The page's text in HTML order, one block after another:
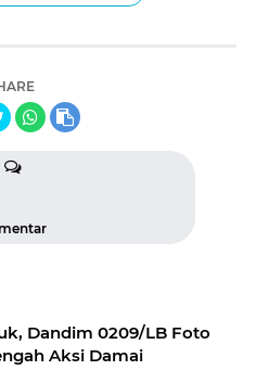
Dandim 0209/LB Foto
Aksi Damai